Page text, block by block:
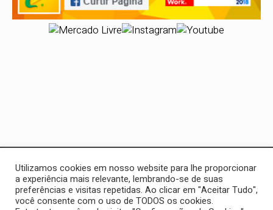
Casa do Soldador
32 anos de tradição em ferramentas e soluções para
profissionais. Soldagem, marcenaria, funilaria e pintura — tudo
em um só lugar.
Utilizamos cookies em nosso website para lhe proporcionar
a experiência mais relevante, lembrando-se de suas
preferências e visitas repetidas. Ao clicar em "Aceitar Tudo",
você consente com o uso de TODOS os cookies.